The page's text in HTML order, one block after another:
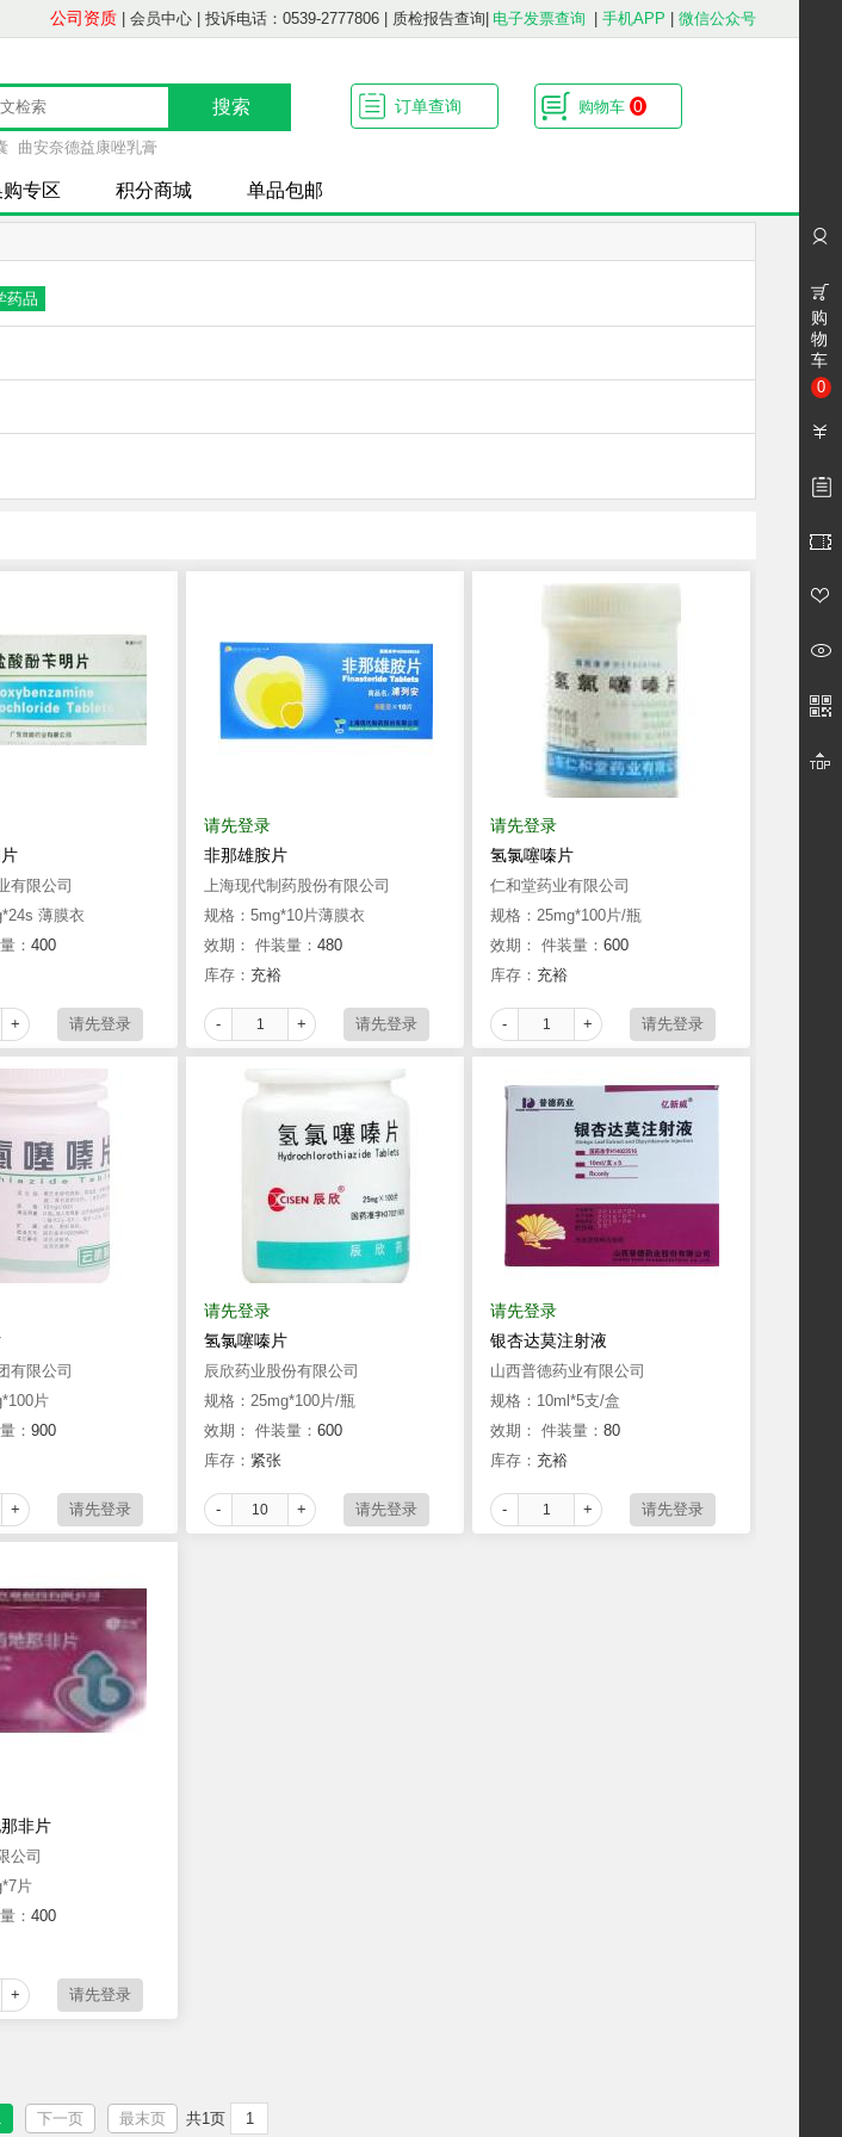
公司资质 会员中心 投诉电话：0539-2777806 质检报告查询 电子发票查询 手机APP 微信公众号
曲安奈德益康唑乳膏
订单查询 购物车 0
专区 积分商城 单品包邮
药品
有限公司
薄膜衣
： 400
+
请先登录
非那雄胺片
上海现代制药股份有限公司
规格：5mg*10片薄膜衣
效期： 件装量： 480
库存： 充裕
- +
请先登录
氢氯噻嗪片
仁和堂药业有限公司
规格：25mg*100片/瓶
效期： 件装量： 600
库存： 充裕
- +
有限公司
片
： 900
+
请先登录
氢氯噻嗪片
辰欣药业股份有限公司
规格：25mg*100片/瓶
效期： 件装量： 600
库存： 紧张
- +
请先登录
银杏达莫注射液
山西普德药业有限公司
规格：10ml*5支/盒
效期： 件装量： 80
库存： 充裕
- +
非片
公司
片
： 400
+
下一页 最末页 共1页
购
物
车
0